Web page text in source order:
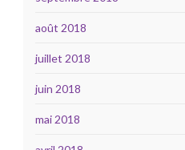
août 2018
juillet 2018
juin 2018
mai 2018